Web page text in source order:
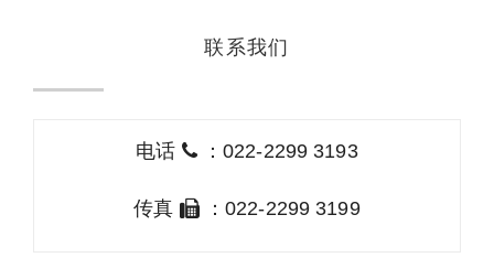
联系我们
电话 ：022-2299 3193
传真 ：022-2299 3199